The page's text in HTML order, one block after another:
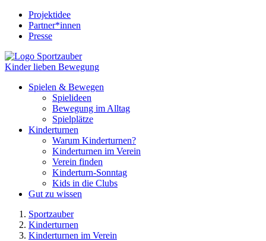
Projektidee
Partner*innen
Presse
Kinder lieben Bewegung
Spielen & Bewegen
Spielideen
Bewegung im Alltag
Spielplätze
Kinderturnen
Warum Kinderturnen?
Kinderturnen im Verein
Verein finden
Kinderturn-Sonntag
Kids in die Clubs
Gut zu wissen
Sportzauber
Kinderturnen
Kinderturnen im Verein